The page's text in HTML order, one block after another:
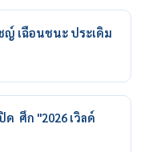
เฉือนชนะ ประเดิม
ศึก "2026 เวิลด์